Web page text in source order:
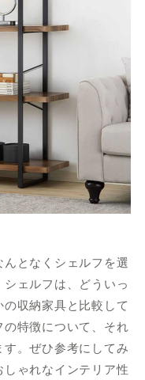
となくシェルフを選
ェルフは、どういっ
収納家具と比較して
特徴について、それ
。ぜひ参考にしてみ
ゃれなインテリア性